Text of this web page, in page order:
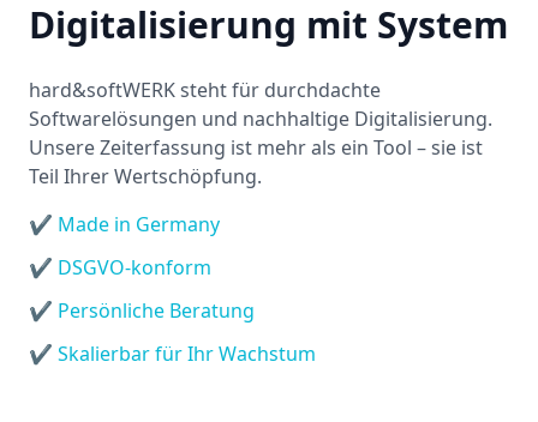
Digitalisierung mit System
hard&softWERK steht für durchdachte
Softwarelösungen und nachhaltige Digitalisierung.
Unsere Zeiterfassung ist mehr als ein Tool – sie ist
Teil Ihrer Wertschöpfung.
✔ Made in Germany
✔ DSGVO-konform
✔ Persönliche Beratung
✔ Skalierbar für Ihr Wachstum